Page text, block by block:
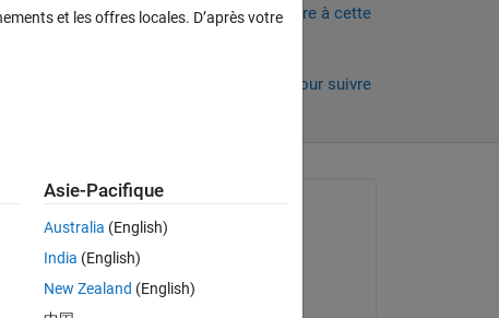
Connectez-vous pour répondre à cette
Connectez-vous pour suivre
John
le 9 Jan 2020
et les offres locales. D’après votre
Asie-Pacifique
Australia (English)
India (English)
New Zealand (English)